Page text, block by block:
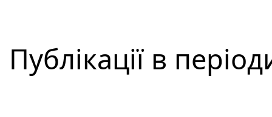
Публікації в